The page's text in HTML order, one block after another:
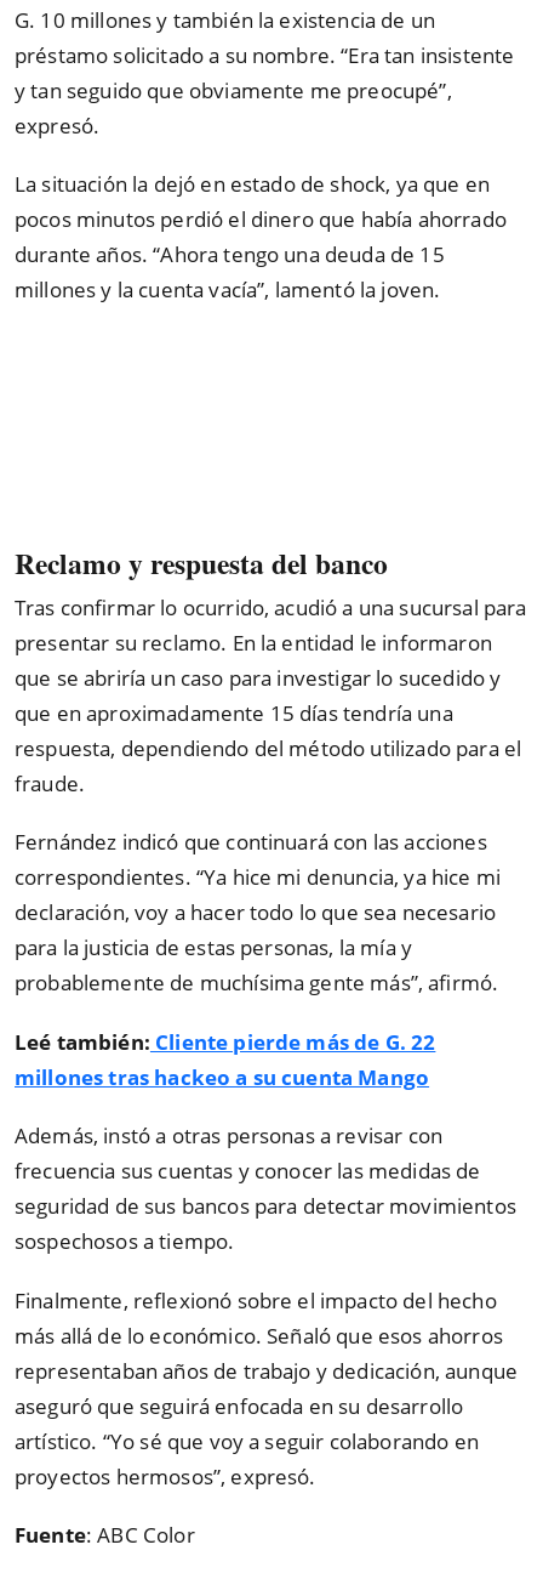
G. 10 millones y también la existencia de un
préstamo solicitado a su nombre. “Era tan insistente
y tan seguido que obviamente me preocupé”,
expresó.
La situación la dejó en estado de shock, ya que en
pocos minutos perdió el dinero que había ahorrado
durante años. “Ahora tengo una deuda de 15
millones y la cuenta vacía”, lamentó la joven.
Reclamo y respuesta del banco
Tras confirmar lo ocurrido, acudió a una sucursal para
presentar su reclamo. En la entidad le informaron
que se abriría un caso para investigar lo sucedido y
que en aproximadamente 15 días tendría una
respuesta, dependiendo del método utilizado para el
fraude.
Fernández indicó que continuará con las acciones
correspondientes. “Ya hice mi denuncia, ya hice mi
declaración, voy a hacer todo lo que sea necesario
para la justicia de estas personas, la mía y
probablemente de muchísima gente más”, afirmó.
Leé también: Cliente pierde más de G. 22
millones tras hackeo a su cuenta Mango
Además, instó a otras personas a revisar con
frecuencia sus cuentas y conocer las medidas de
seguridad de sus bancos para detectar movimientos
sospechosos a tiempo.
Finalmente, reflexionó sobre el impacto del hecho
más allá de lo económico. Señaló que esos ahorros
representaban años de trabajo y dedicación, aunque
aseguró que seguirá enfocada en su desarrollo
artístico. “Yo sé que voy a seguir colaborando en
proyectos hermosos”, expresó.
Fuente: ABC Color